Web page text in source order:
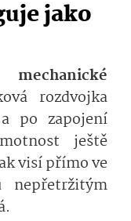
jako
rozdvojka
po zapojení
ještě
visí přímo ve